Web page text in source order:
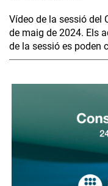
Vídeo de la sessió del
de maig de 2024. Els
de la sessió es poden